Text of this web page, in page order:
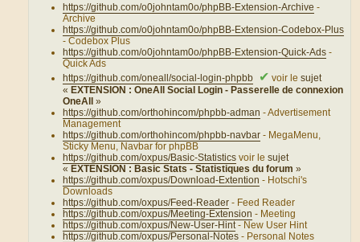
https://github.com/o0johntam0o/phpBB-Extension-Archive -
Archive
https://github.com/o0johntam0o/phpBB-Extension-Codebox-Plus
- Codebox Plus
https://github.com/o0johntam0o/phpBB-Extension-Quick-Ads -
Quick Ads
https://github.com/oneall/social-login-phpbb
✔ voir lesujet
« EXTENSION : OneAll Social Login - Passerelle de connexion
OneAll»
https://github.com/orthohincom/phpbb-adman - Advertisement
Management
https://github.com/orthohincom/phpbb-navbar - MegaMenu,
Sticky Menu, Navbar for phpBB
https://github.com/oxpus/Basic-Statistics voir lesujet
« EXTENSION : Basic Stats - Statistiques du forum»
https://github.com/oxpus/Download-Extention - Hotschi's
Downloads
https://github.com/oxpus/Feed-Reader - Feed Reader
https://github.com/oxpus/Meeting-Extension - Meeting
https://github.com/oxpus/New-User-Hint- New User Hint
https://github.com/oxpus/Personal-Notes - Personal Notes